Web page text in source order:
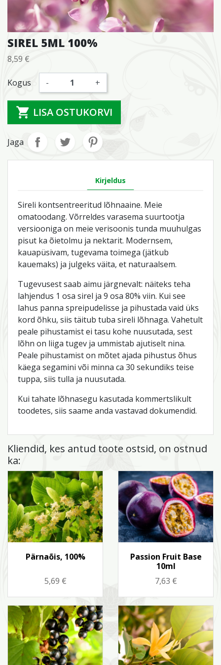
SIREL 5ML 100%
8,59 €
Maksudega
Kogus
- +
 LISA OSTUKORVI
Jaga
KirjeldusToote üksikasjad
Sireli kontsentreeritud lõhnaaine. Meie
omatoodang. Võrreldes varasema suurtootja
versiooniga on meie verisoonis tunda muuhulgas
pisut ka õietolmu ja nektarit. Modernsem,
kauapüsivam, tugevama toimega (jätkub
kauemaks) ja julgeks väita, et naturaalsem.
Tugevusest saab aimu järgnevalt: näiteks teha
lahjendus 1 osa sirel ja 9 osa 80% viin. Kui see
lahus panna spreipudelisse ja pihustada vaid üks
kord õhku, siis täitub tuba sireli lõhnaga. Vahetult
peale pihustamist ei tasu kohe nuusutada, sest
lõhn on liiga tugev ja ummistab ajutiselt nina.
Peale pihustamist on mõtet ajada pihustus õhus
käega segamini või minna ca 30 sekundiks teise
tuppa, siis tulla ja nuusutada.
Kui tahate lõhnasegu kasutada kommertslikult
toodetes, siis saame anda vastavad dokumendid.
Kliendid, kes antud toote ostsid, on ostnud
ka:
Kiirvaade
Pärnaõis, 100%
Hind
5,69 €
 Kiirvaade
Passion Fruit Base
10ml
Hind
7,63 €